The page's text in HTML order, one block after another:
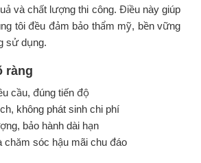
và chất lượng thi công. Điều này giúp
tôi đều đảm bảo thẩm mỹ, bền vững
sử dụng.
ràng
cầu, đúng tiến độ
không phát sinh chi phí
bảo hành dài hạn
chăm sóc hậu mãi chu đáo